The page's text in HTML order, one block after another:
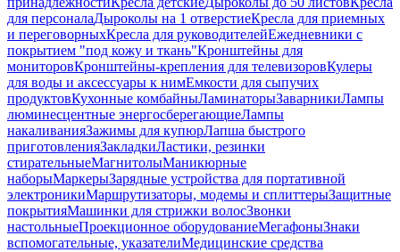
для персоналаДыроколы на 1 отверстиеКресла для приемных
и переговорныхКресла для руководителейЕжедневники с
покрытием "под кожу и ткань"Кронштейны для
мониторовКронштейны-крепления для телевизоровКулеры
для воды и аксессуары к нимЕмкости для сыпучих
продуктовКухонные комбайныЛаминаторыЗаварникиЛампы
люминесцентные энергосберегающиеЛампы
накаливанияЗажимы для купюрЛапша быстрого
приготовленияЗакладкиЛастики, резинки
стирательныеМагнитолыМаникюрные
наборыМаркерыЗарядные устройства для портативной
электроникиМаршрутизаторы, модемы и сплиттерыЗащитные
покрытияМашинки для стрижки волосЗвонки
настольныеПроекционное оборудованиеМегафоныЗнаки
вспомогательные, указателиМедицинские средства